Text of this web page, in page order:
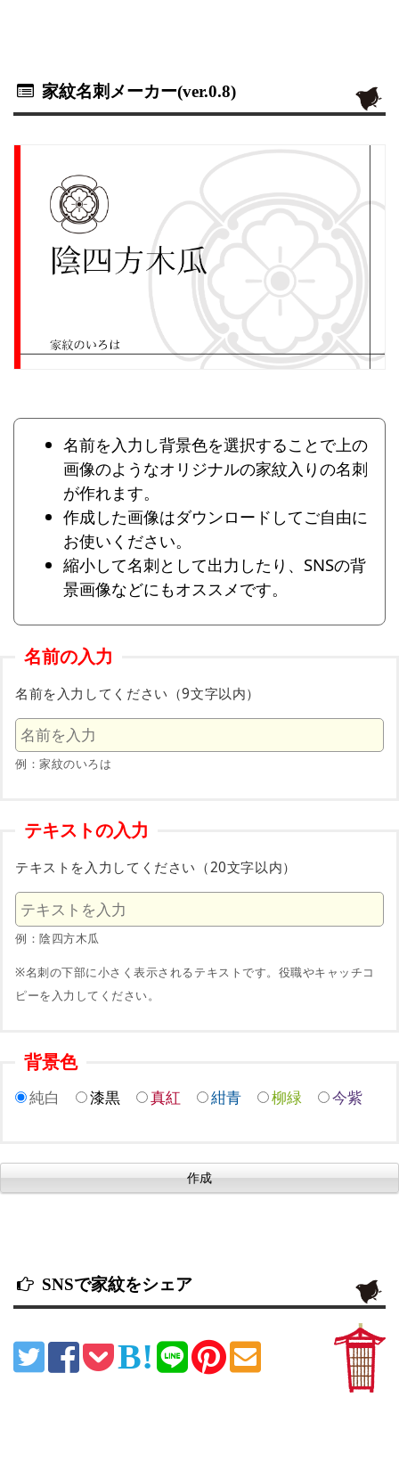
家紋名刺メーカー(ver.0.8)
名前を入力し背景色を選択することで上の
画像のようなオリジナルの家紋入りの名刺
が作れます。
作成した画像はダウンロードしてご自由に
お使いください。
縮小して名刺として出力したり、SNSの背
景画像などにもオススメです。
名前の入力
名前を入力してください（9文字以内）
例：家紋のいろは
テキストの入力
テキストを入力してください（20文字以内）
例：陰四方木瓜
※名刺の下部に小さく表示されるテキストです。役職やキャッチコ
ピーを入力してください。
背景色
純白 漆黒 真紅 紺青 柳緑 今紫
SNSで家紋をシェア